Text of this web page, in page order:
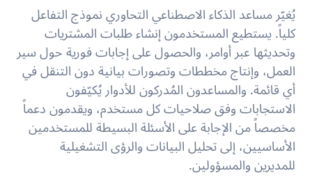
يُغيّر مساعد الذكاء الاصطناعي التحاوري نموذج التفاعل
كلياً. يستطيع المستخدمون إنشاء طلبات المشتريات
وتحديثها عبر أوامر، والحصول على إجابات فورية حول سير
العمل، وإنتاج مخططات وتصورات بيانية دون التنقل في
أي قائمة. والمساعدون المُدركون للأدوار يُكيّفون
الاستجابات وفق صلاحيات كل مستخدم، ويقدمون دعماً
مخصصاً من الإجابة على الأسئلة البسيطة للمستخدمين
الأساسيين، إلى تحليل البيانات والرؤى التشغيلية
للمديرين والمسؤولين.